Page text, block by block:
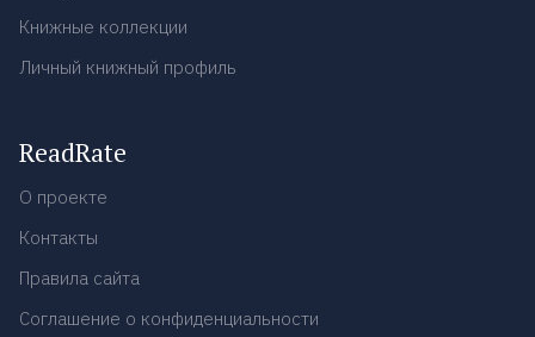
Книжные коллекции
Личный книжный профиль
ReadRate
О проекте
Контакты
Правила сайта
Соглашение о конфиденциальности